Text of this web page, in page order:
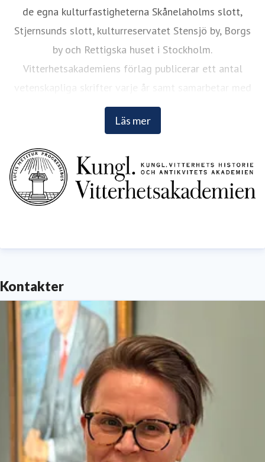
de egna kulturfastigheterna Skånelaholms slott,
Stjernsunds slott, kulturreservatet Stensjö by, Borgs
by och Rettigska huset i Stockholm.
Vitterhetsakademiens förlag publicerar ett antal
vetenskapliga skrifter varje år samt samarbetar med
andra förlag. Läs mer påwww.vitterhetsakademien.se
Läs mer
Kontakter